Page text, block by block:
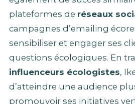
plateformes de réseaux
campagnes d’emailing
sensibiliser et engager ses
questions écologiques. En
influenceurs écologistes,
d’atteindre une audience
promouvoir ses initiatives